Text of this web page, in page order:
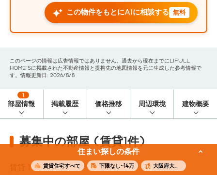
住まい探しの条件
賃貸住宅すべて 下限なし~14万 大阪府大阪市福島区
この物件をもとにAIに相談する 無料
このページの情報は広告情報ではありません。過去から現在までにLIFULL
HOME'Sに掲載された不動産情報と提携先の地図情報を元に生成した参考情報で
す。情報更新日: 2026/8/8
部屋情報
1
掲載履歴 価格推移 周辺環境 建物概要
募集中の部屋 (賃貸1件)
1 件